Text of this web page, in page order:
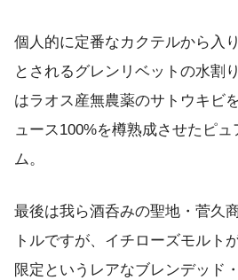
個人的に定番なカクテルから入
とされるグレンリベットの水割
はラオス産無農薬のサトウキビ
ュース100%を樽熟成させたピ
ム。
最後は我ら酒呑みの聖地・菅久
トルですが、イチローズモルト
限定というレアなブレンデッド